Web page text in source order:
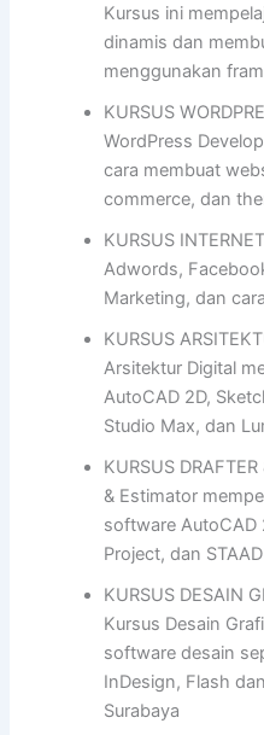
Kursus ini
dinamis dan
menggunakan
KURSUS
WordPress
cara membuat
commerce, dan
KURSUS
Adwords,
Marketing, dan
KURSUS
Arsitektur Digital
AutoCAD 2D,
Studio Max, dan
KURSUS
& Estimator
software AutoCAD
Project, dan
KURSUS DESAIN
Kursus Desain
software desain
InDesign, Flash
Surabaya